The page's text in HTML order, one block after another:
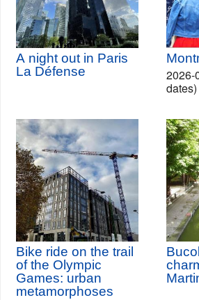
A night out in Paris
La Défense
2026-
dates)
Bike ride on the trail
of the Olympic
Games: urban
metamorphoses